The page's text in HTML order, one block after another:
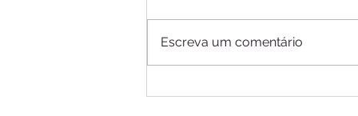
Escreva um comentário